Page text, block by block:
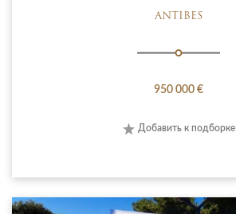
ANTIBES
950 000 €
Добавить к подборке